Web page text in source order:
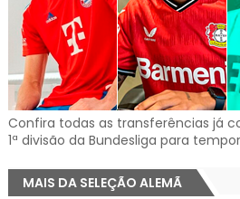
Confira todas as transferências já
1ª divisão da Bundesliga para
MAIS DA SELEÇÃO ALEMÃ